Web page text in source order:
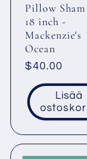
Pillow Sham
18 inch -
Mackenzie's
Ocean
$40.00
Lisää